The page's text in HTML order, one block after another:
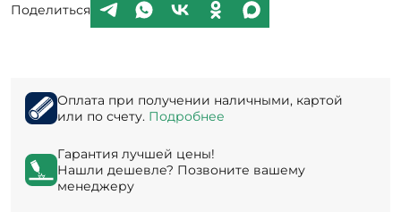
Поделиться
Оплата при получении наличными, картой
или по счету. Подробнее
Гарантия лучшей цены!
Нашли дешевле? Позвоните вашему
менеджеру